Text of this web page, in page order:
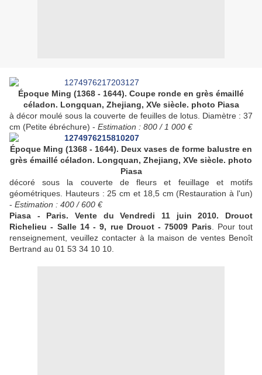
Époque Ming (1368 - 1644). Coupe ronde en grès émaillé
céladon. Longquan, Zhejiang, XVe siècle. photo Piasa
à décor moulé sous la couverte de feuilles de lotus. Diamètre : 37
cm (Petite ébréchure) - Estimation : 800 / 1 000 €
Époque Ming (1368 - 1644). Deux vases de forme balustre en
grès émaillé céladon. Longquan, Zhejiang, XVe siècle. photo
Piasa
décoré sous la couverte de fleurs et feuillage et motifs
géométriques. Hauteurs : 25 cm et 18,5 cm (Restauration à l'un)
- Estimation : 400 / 600 €
Piasa - Paris. Vente du Vendredi 11 juin 2010. Drouot
Richelieu - Salle 14 - 9, rue Drouot - 75009 Paris . Pour tout
renseignement, veuillez contacter à la maison de ventes Benoît
Bertrand au 01 53 34 10 10.